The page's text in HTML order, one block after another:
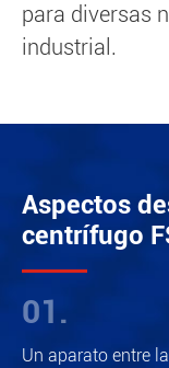
para diversas
industrial.
Aspectos
centrífugo
01.
Un aparato entre